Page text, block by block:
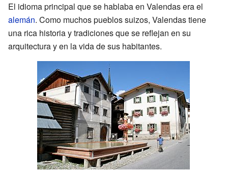
El idioma principal que se hablaba en Valendas era el
alemán. Como muchos pueblos suizos, Valendas tiene
una rica historia y tradiciones que se reflejan en su
arquitectura y en la vida de sus habitantes.